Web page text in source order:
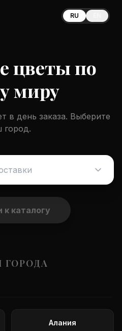
RU
цветы по
миру
в день заказа. Выберите
город.
к каталогу
Алания